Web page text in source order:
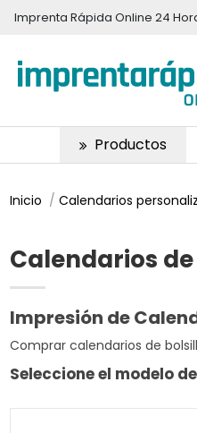
Imprenta Rápida Online 24
Productos
Inicio Calendarios
Calendarios
Impresión de
Comprar calendarios de
Seleccione el modelo